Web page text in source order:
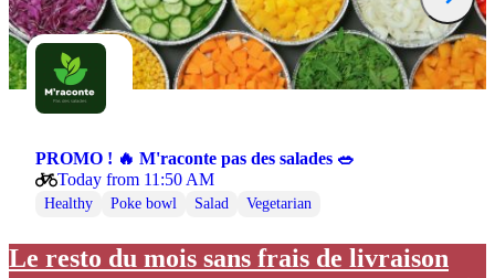
PROMO ! 🔥 M'raconte pas des salades 🥗
Today from 11:50 AM
Healthy Poke bowl Salad Vegetarian
Le resto du mois sans frais de livraison